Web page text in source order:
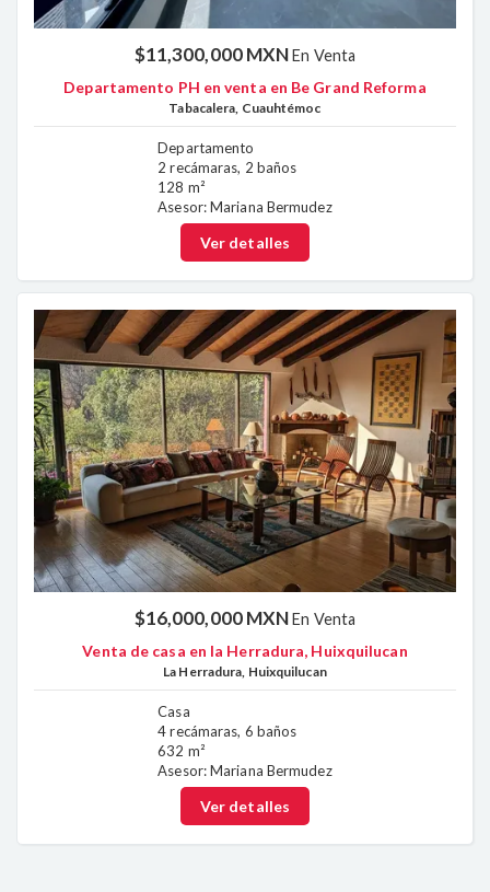
$11,300,000 MXNEn Venta
Departamento PH en venta en Be Grand Reforma
Tabacalera, Cuauhtémoc
Departamento
2 recámaras, 2 baños
128 m²
Asesor: Mariana Bermudez
Ver detalles
$16,000,000 MXNEn Venta
Venta de casa en la Herradura, Huixquilucan
La Herradura, Huixquilucan
Casa
4 recámaras, 6 baños
632 m²
Asesor: Mariana Bermudez
Ver detalles